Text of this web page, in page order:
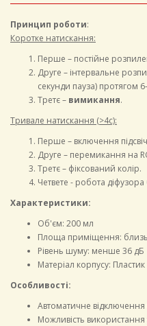
Принцип роботи:
Коротке натискання:
Перше – постійне
Друге – інтервальне
секунди пауза) протягом
Третє – вимикання.
Тривале натискання (>4c):
Перше – включення
Друге – перемикання на
Третє – фіксований колір.
Четвете - робота діфузора
Характеристики:
Об'єм: 200 мл
Площа приміщення:
Рівень шуму: менше 36 дБ
Матеріал корпусу: Пластик
Особливості:
Автоматичне
Можливість використання